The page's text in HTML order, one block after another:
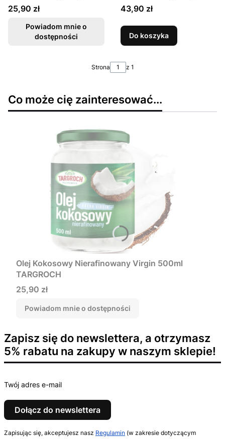
500ml TARGROCH
Cena
25,90 zł
Powiadom mnie o
dostępności
900ml TARGROCH
Cena
43,90 zł
Do koszyka
Strona z 1
Co może cię zainteresować...
Olej Kokosowy Nierafinowany Virgin 500ml
TARGROCH
Cena
25,90 zł
Powiadom mnie o dostępności
Zapisz się do newslettera, a otrzymasz
5% rabatu na zakupy w naszym sklepie!
Twój adres e-mail
Dołącz do newslettera
Zapisując się, akceptujesz nasz Regulamin (w zakresie dotyczącym